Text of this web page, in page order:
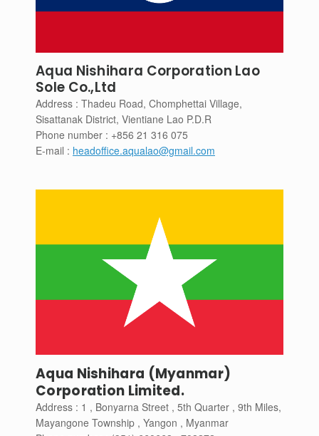
Aqua Nishihara Corporation Lao
Sole Co.,Ltd
Address : Thadeu Road, Chomphettai Village,
Sisattanak District, Vientiane Lao P.D.R
Phone number : +856 21 316 075
E-mail : headoffice.aqualao@gmail.com
Aqua Nishihara (Myanmar)
Corporation Limited.
Address : 1 , Bonyarna Street , 5th Quarter , 9th Miles,
Mayangone Township , Yangon , Myanmar